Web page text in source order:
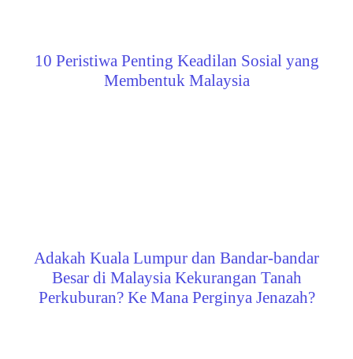
10 Peristiwa Penting Keadilan Sosial yang
Membentuk Malaysia
Adakah Kuala Lumpur dan Bandar-bandar
Besar di Malaysia Kekurangan Tanah
Perkuburan? Ke Mana Perginya Jenazah?